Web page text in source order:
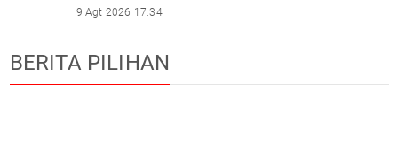
9 Agt 2026 17:34
BERITA PILIHAN